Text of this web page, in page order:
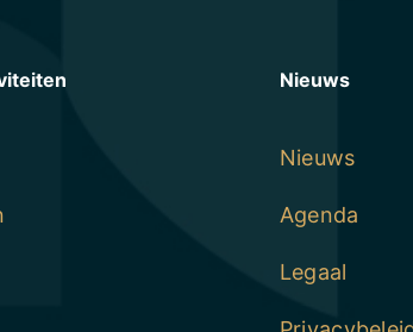
Nieuws
Nieuws
Agenda
Legaal